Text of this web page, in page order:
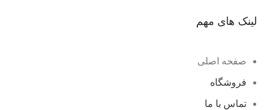
لینک های مهم
صفحه اصلی
فروشگاه
تماس با ما